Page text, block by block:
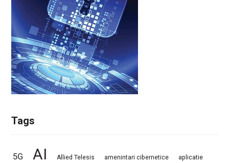
Tags
5G AI Allied Telesis amenintari cibernetice aplicatie